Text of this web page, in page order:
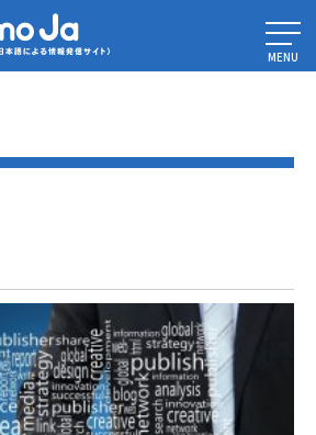
»
MENU